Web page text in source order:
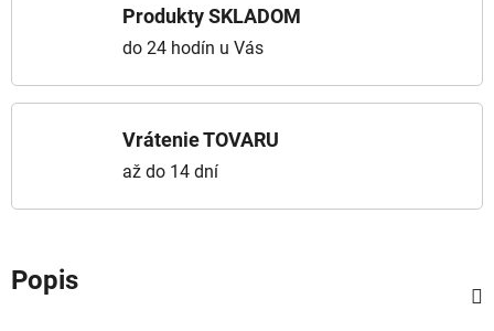
Produkty SKLADOM
do 24 hodín u Vás
Vrátenie TOVARU
až do 14 dní
Popis